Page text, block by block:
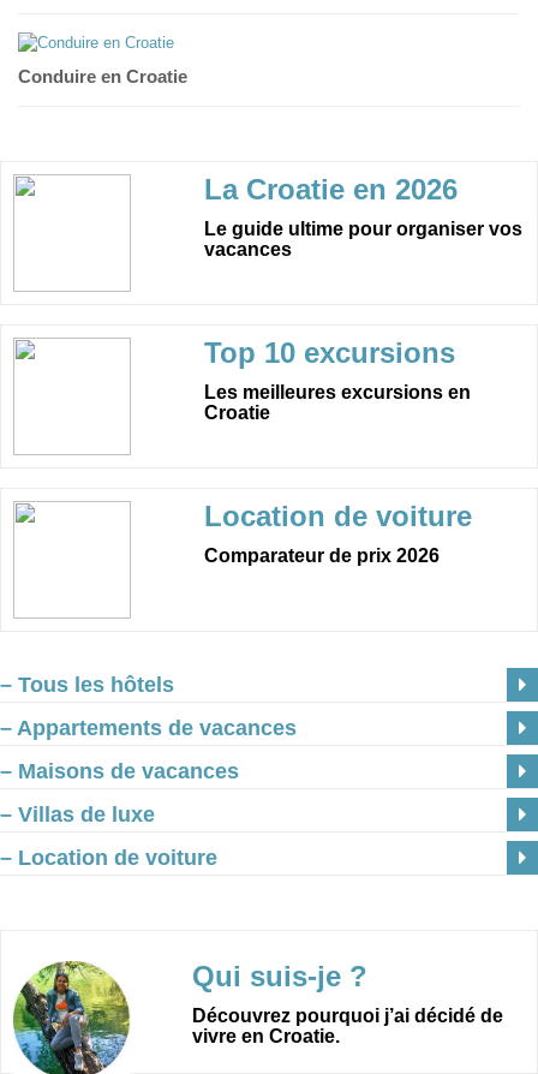
Conduire en Croatie
La Croatie en 2026
Le guide ultime pour organiser vos
vacances
Top 10 excursions
Les meilleures excursions en
Croatie
Location de voiture
Comparateur de prix 2026
– Tous les hôtels
– Appartements de vacances
– Maisons de vacances
– Villas de luxe
– Location de voiture
Qui suis-je ?
Découvrez pourquoi j’ai décidé de
vivre en Croatie.